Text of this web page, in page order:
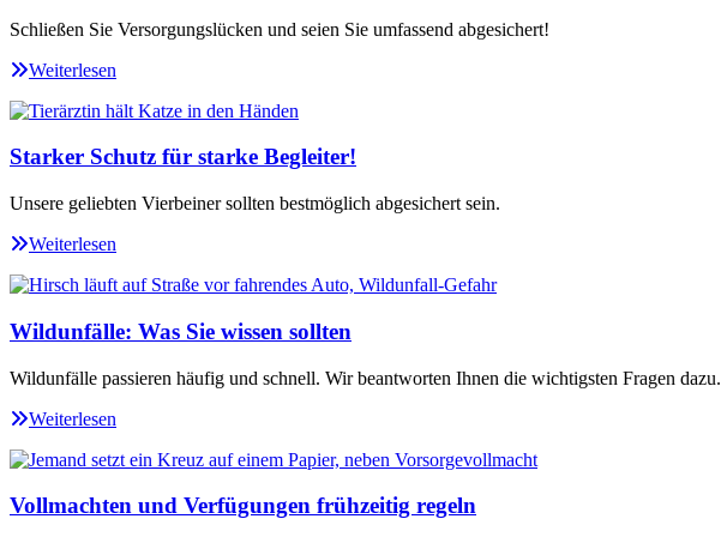
Schließen Sie Versorgungslücken und seien Sie umfassend abgesichert!
Weiterlesen
Starker Schutz für starke Begleiter!
Unsere geliebten Vierbeiner sollten bestmöglich abgesichert sein.
Weiterlesen
Wildunfälle: Was Sie wissen sollten
Wildunfälle passieren häufig und schnell. Wir beantworten Ihnen die wichtigsten Fragen dazu.
Weiterlesen
Vollmachten und Verfügungen frühzeitig regeln